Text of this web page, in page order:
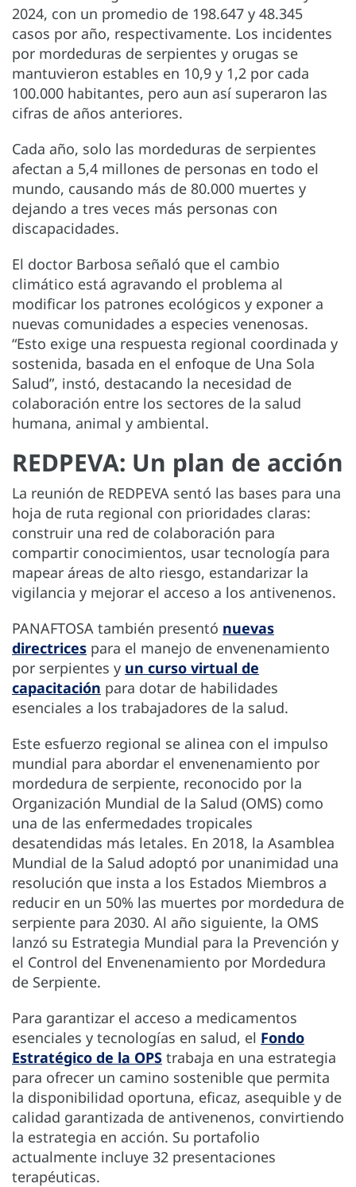
2024, con un promedio de 198.647 y 48.345
casos por año, respectivamente. Los incidentes
por mordeduras de serpientes y orugas se
mantuvieron estables en 10,9 y 1,2 por cada
100.000 habitantes, pero aun así superaron las
cifras de años anteriores.
Cada año, solo las mordeduras de serpientes
afectan a 5,4 millones de personas en todo el
mundo, causando más de 80.000 muertes y
dejando a tres veces más personas con
discapacidades.
El doctor Barbosa señaló que el cambio
climático está agravando el problema al
modificar los patrones ecológicos y exponer a
nuevas comunidades a especies venenosas.
“Esto exige una respuesta regional coordinada y
sostenida, basada en el enfoque de Una Sola
Salud”, instó, destacando la necesidad de
colaboración entre los sectores de la salud
humana, animal y ambiental.
REDPEVA: Un plan de acción
La reunión de REDPEVA sentó las bases para una
hoja de ruta regional con prioridades claras:
construir una red de colaboración para
compartir conocimientos, usar tecnología para
mapear áreas de alto riesgo, estandarizar la
vigilancia y mejorar el acceso a los antivenenos.
PANAFTOSA también presentó nuevas
directrices para el manejo de envenenamiento
por serpientes y un curso virtual de
capacitación para dotar de habilidades
esenciales a los trabajadores de la salud.
Este esfuerzo regional se alinea con el impulso
mundial para abordar el envenenamiento por
mordedura de serpiente, reconocido por la
Organización Mundial de la Salud (OMS) como
una de las enfermedades tropicales
desatendidas más letales. En 2018, la Asamblea
Mundial de la Salud adoptó por unanimidad una
resolución que insta a los Estados Miembros a
reducir en un 50% las muertes por mordedura de
serpiente para 2030. Al año siguiente, la OMS
lanzó su Estrategia Mundial para la Prevención y
el Control del Envenenamiento por Mordedura
de Serpiente.
Para garantizar el acceso a medicamentos
esenciales y tecnologías en salud, el Fondo
Estratégico de la OPS trabaja en una estrategia
para ofrecer un camino sostenible que permita
la disponibilidad oportuna, eficaz, asequible y de
calidad garantizada de antivenenos, convirtiendo
la estrategia en acción. Su portafolio
actualmente incluye 32 presentaciones
terapéuticas.